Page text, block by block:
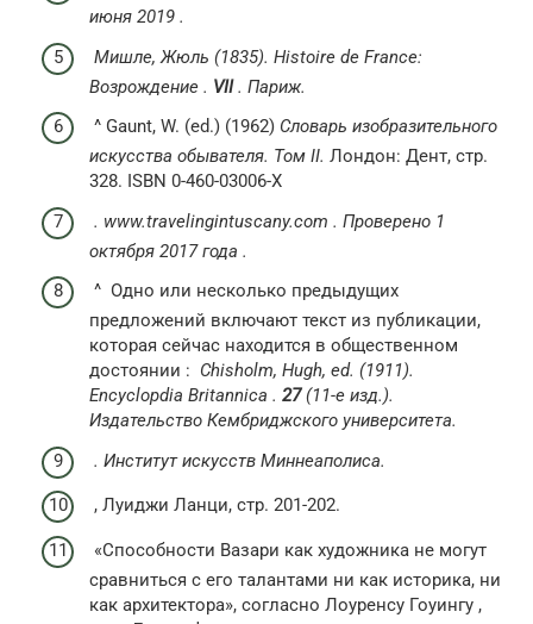
июня 2019 .
Мишле, Жюль (1835). Histoire de France:
Возрождение . VII. Париж.
^ Gaunt, W. (ed.) (1962) Словарь изобразительного
искусства обывателя. Том II. Лондон: Дент, стр.
328. ISBN 0-460-03006-X
. www.travelingintuscany.com . Проверено 1
октября 2017 года .
^ Одно или несколько предыдущих
предложений включают текст из публикации,
которая сейчас находится в общественном
достоянии : Chisholm, Hugh, ed. (1911).
Encyclopdia Britannica . 27(11-е изд.).
Издательство Кембриджского университета.
. Институт искусств Миннеаполиса.
, Луиджи Ланци, стр. 201-202.
«Способности Вазари как художника не могут
сравниться с его талантами ни как историка, ни
как архитектора», согласно Лоуренсу Гоуингу ,